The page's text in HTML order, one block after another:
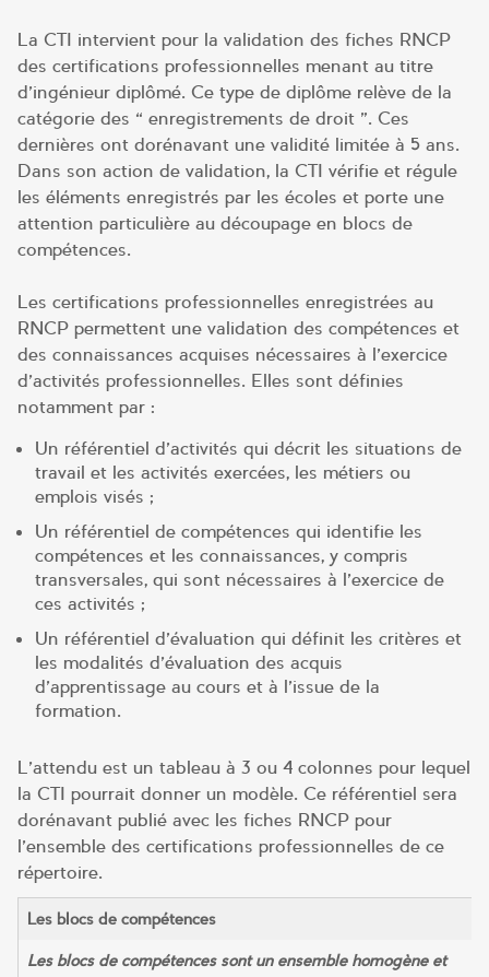
La CTI intervient pour la validation des fiches RNCP
des certifications professionnelles menant au titre
d’ingénieur diplômé. Ce type de diplôme relève de la
catégorie des « enregistrements de droit ». Ces
dernières ont dorénavant une validité limitée à 5 ans.
Dans son action de validation, la CTI vérifie et régule
les éléments enregistrés par les écoles et porte une
attention particulière au découpage en blocs de
compétences.
Les certifications professionnelles enregistrées au
RNCP permettent une validation des compétences et
des connaissances acquises nécessaires à l’exercice
d’activités professionnelles. Elles sont définies
notamment par :
Un référentiel d’activités qui décrit les situations de
travail et les activités exercées, les métiers ou
emplois visés ;
Un référentiel de compétences qui identifie les
compétences et les connaissances, y compris
transversales, qui sont nécessaires à l’exercice de
ces activités ;
Un référentiel d’évaluation qui définit les critères et
les modalités d’évaluation des acquis
d’apprentissage au cours et à l’issue de la
formation.
L’attendu est un tableau à 3 ou 4 colonnes pour lequel
la CTI pourrait donner un modèle. Ce référentiel sera
dorénavant publié avec les fiches RNCP pour
l’ensemble des certifications professionnelles de ce
répertoire.
Les blocs de compétences
Les blocs de compétences sont un ensemble homogène et